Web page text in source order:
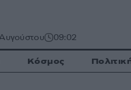
09:02
Κόσμος